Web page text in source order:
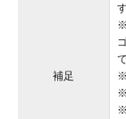
補足
※
※